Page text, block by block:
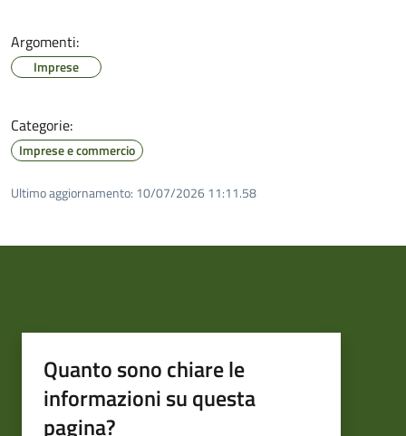
Argomenti:
Imprese
Categorie:
Imprese e commercio
Ultimo aggiornamento: 10/07/2026 11:11.58
Quanto sono chiare le
informazioni su questa
pagina?